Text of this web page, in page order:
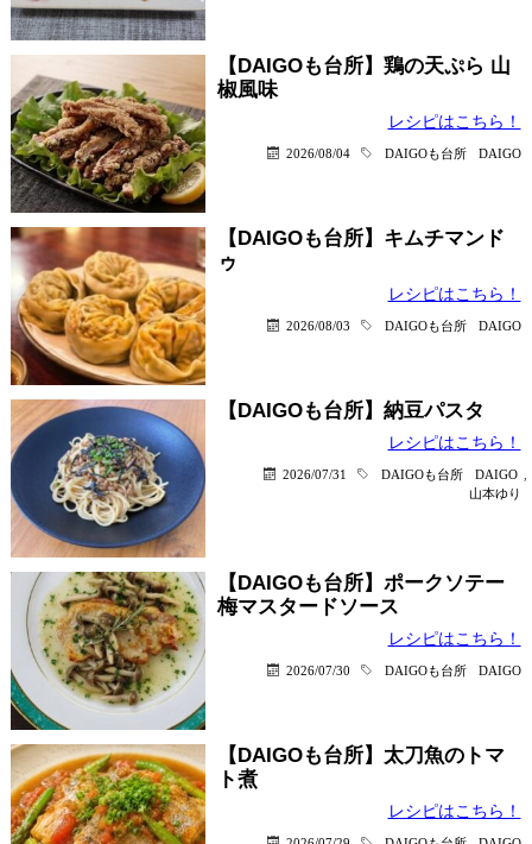
【DAIGOも台所】鶏の天ぷら 山
椒風味
レシピはこちら！
2026/08/04 DAIGOも台所 DAIGO
【DAIGOも台所】キムチマンド
ゥ
レシピはこちら！
2026/08/03 DAIGOも台所 DAIGO
【DAIGOも台所】納豆パスタ
レシピはこちら！
2026/07/31 DAIGOも台所 DAIGO
山本ゆり
【DAIGOも台所】ポークソテー
梅マスタードソース
レシピはこちら！
2026/07/30 DAIGOも台所 DAIGO
【DAIGOも台所】太刀魚のトマ
ト煮
レシピはこちら！